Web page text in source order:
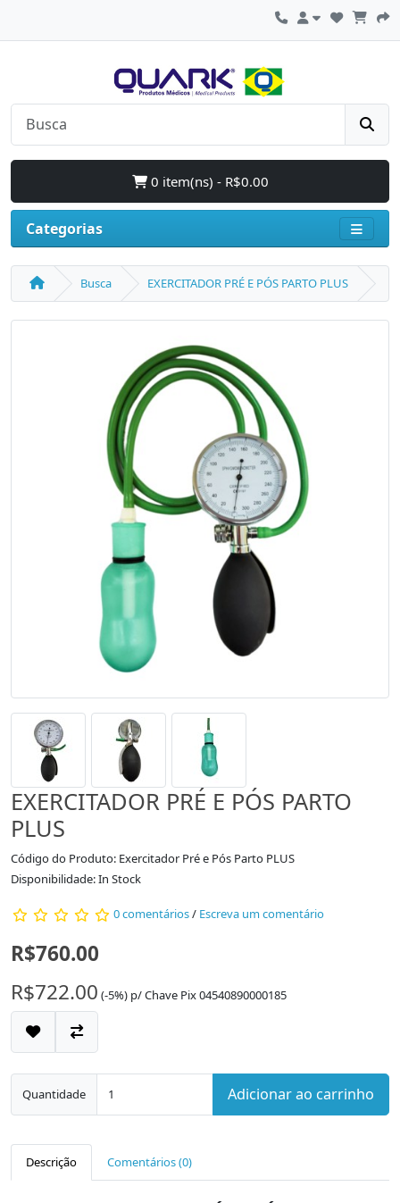
0 item(ns) - R$0.00
Categorias
Busca EXERCITADOR PRÉ E PÓS PARTO PLUS
EXERCITADOR PRÉ E PÓS PARTO
PLUS
Código do Produto: Exercitador Pré e Pós Parto PLUS
Disponibilidade: In Stock
0 comentários/ Escreva um comentário
R$760.00
R$722.00 (-5%) p/Chave Pix 04540890000185
Quantidade Adicionar ao carrinho
Descrição Comentários (0)